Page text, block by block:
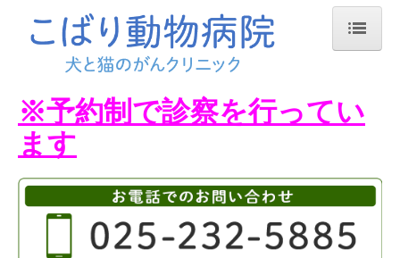
ホーム
当院紹介
診療・施設案内
※予約制で診察を行ってい
ます